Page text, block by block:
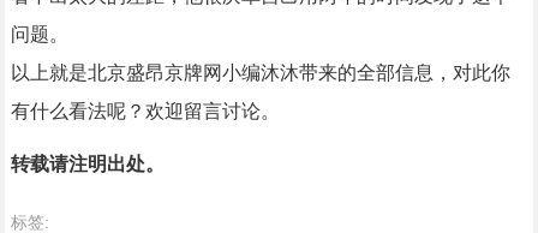
问题。
以上就是北京盛昂京牌网小编沐沐带来的全部信息，对此你
有什么看法呢？欢迎留言讨论。
转载请注明出处。
标签: